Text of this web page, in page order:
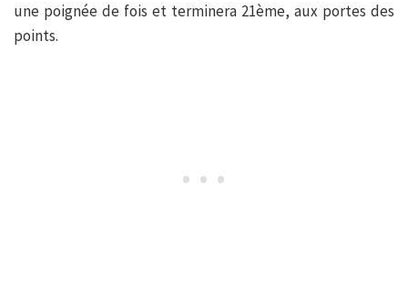
une poignée de fois et terminera 21ème, aux portes des
points.